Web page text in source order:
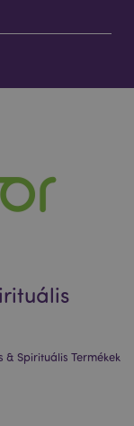
& Spirituális Termékek